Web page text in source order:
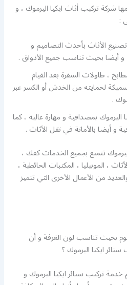
شركة تركيب أثاث ايكيا اليرموك ، و
:
الأثاث بأحدث التصاميم و
، طاولات السفرة بعد القيام
سميكة لحمايته من الخدش أو الكسر عبر
.
بمصداقية و مهارة عالية ، كما
و أيضا بالأمانة في نقل الأثاث .
تتمتع بجميع الخدمات كفك ،
، الموبيليا ، المكتبات الحائطية ،
من الأعمال الأخرى التي تتميز
بحيث تناسب لون الغرفة و أن
ايكيا اليرموك ؟
تركيب ستائر ايكيا اليرموك و